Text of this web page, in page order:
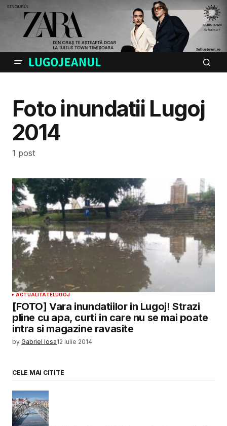
Foto inundatii Lugoj
2014
1 post
ACTUALITATELUGOJ
[FOTO] Vara inundatiilor in Lugoj! Strazi
pline cu apa, curti in care nu se mai poate
intra si magazine ravasite
by Gabriel Iosa12 iulie 2014
CELE MAI CITITE